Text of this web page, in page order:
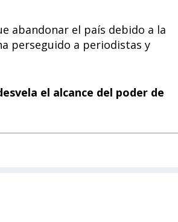
abandonar el país debido a la
perseguido a periodistas y
el alcance del poder de